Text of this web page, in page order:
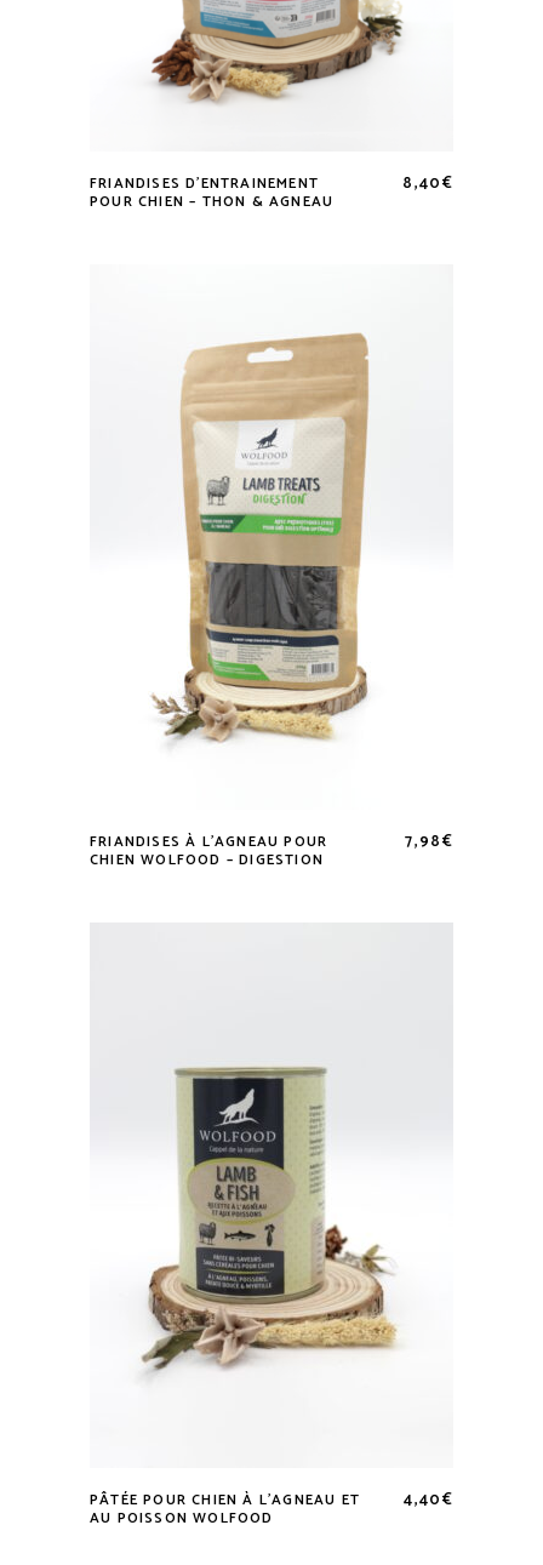
FRIANDISES D’ENTRAINEMENT
POUR CHIEN – THON & AGNEAU
8,40€
FRIANDISES À L’AGNEAU POUR
CHIEN WOLFOOD – DIGESTION
7,98€
PÂTÉE POUR CHIEN À L’AGNEAU ET
AU POISSON WOLFOOD
4,40€